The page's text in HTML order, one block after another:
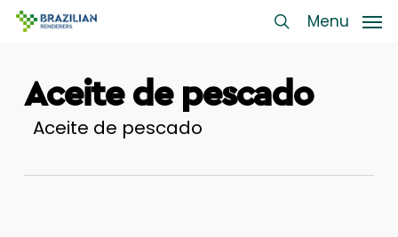
Skip
content
Menu
Aceite de pescado
Aceite de pescado
Menu